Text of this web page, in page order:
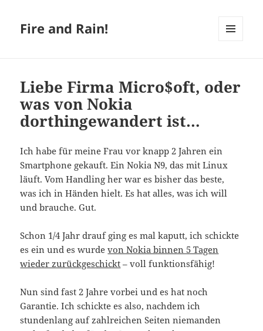
Fire and Rain!
Liebe Firma Micro$oft, oder
was von Nokia
dorthingewandert ist…
Ich habe für meine Frau vor knapp 2 Jahren ein
Smartphone gekauft. Ein Nokia N9, das mit Linux
läuft. Vom Handling her war es bisher das beste,
was ich in Händen hielt. Es hat alles, was ich will
und brauche. Gut.
Schon 1/4 Jahr drauf ging es mal kaputt, ich schickte
es ein und es wurdevon Nokia binnen 5 Tagen
wieder zurückgeschickt – voll funktionsfähig!
Nun sind fast 2 Jahre vorbei und es hat noch
Garantie. Ich schickte es also, nachdem ich
stundenlang auf zahlreichen Seiten niemanden